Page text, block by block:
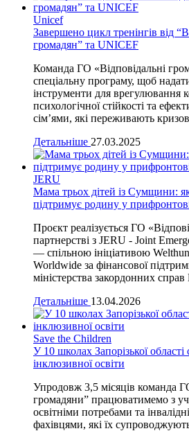
Unicef
Завершено цикл тренінгів від
громадян” та UNICEF
Команда ГО «Відповідальні
спеціальну програму, щоб
інструменти для врегулювання
психологічної стійкості та
сім’ями, які переживають
Детальніше 27.03.2025
JERU
Мама трьох дітей із Сумщини:
підтримує родину у
Проєкт реалізується ГО
партнерстві з JERU - Joint
— спільною ініціативою
Worldwide за фінансової
міністерства закордонних
Детальніше 13.04.2026
Save the Children
У 10 школах Запорізької області
інклюзивної освіти
Упродовж 3,5 місяців команда
громадяни” працюватимемо з
освітніми потребами та
фахівцями, які їх